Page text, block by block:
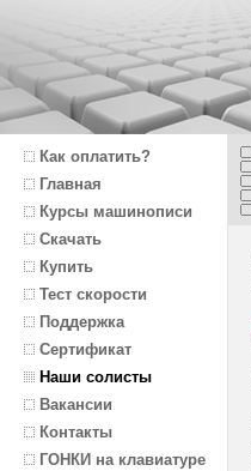
Как оплатить?
Главная
Курсы машинописи
Скачать
Купить
Тест скорости
Поддержка
Сертификат
Наши солисты
Вакансии
Контакты
ГОНКИ на клавиатуре